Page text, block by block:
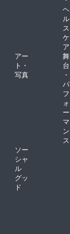
ヘ
ル
ス
ケ
ア
アー
ト・
写真
舞
台
・
パ
フ
ォ
ー
マ
ン
ス
ソー
シャ
ル
グッ
ド